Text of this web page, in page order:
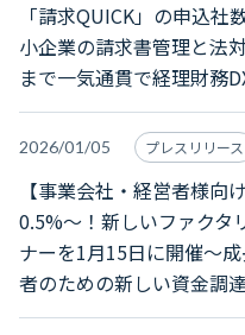
「請求QUICK」の申込
小企業の請求書管理と法
まで一気通貫で経理財務
2026/01/05 プレスリリース
【事業会社・経営者様向
0.5%～！新しいファクタ
ナーを1月15日に開催～
者のための新しい資金調